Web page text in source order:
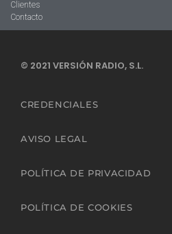
Clientes
Contacto
© 2021 VERSIÓN RADIO, S.L.
CREDENCIALES
AVISO LEGAL
POLÍTICA DE PRIVACIDAD
POLÍTICA DE COOKIES